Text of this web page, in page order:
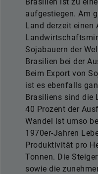
aufgestiegen. Am
Land derzeit einen
Sojabauern der
Brasilien bei der
Beim Export von
ist es ebenfalls
Brasiliens sind die
40 Prozent der
Wandel ist umso
1970er-Jahren
Produktivität pro
Tonnen. Die
sowie die